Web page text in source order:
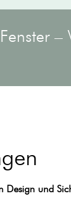
–
Design und